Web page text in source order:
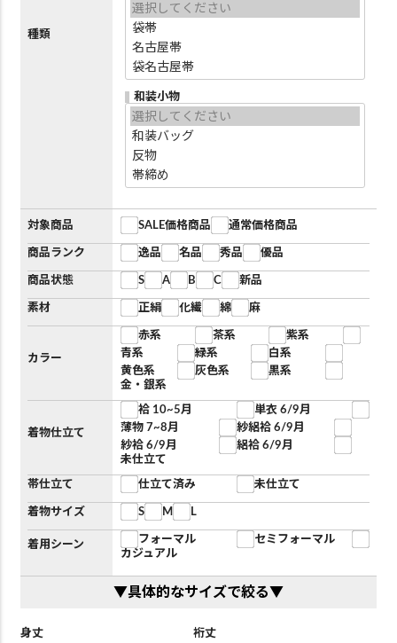
種類
和装小物
対象商品 SALE価格商品 通常価格商品
商品ランク 逸品 名品 秀品 優品
商品状態 S A B C 新品
素材 正絹 化繊 綿 麻
カラー
赤系 茶系
紫系
青系
緑系
白系
黄色系
灰色系
黒系
金・銀系
着物仕立て
袷 10~5月
単衣 6/9月
薄物 7~8月
紗絽袷 6/9月
紗袷 6/9月
絽袷 6/9月
未仕立て
帯仕立て 仕立て済み 未仕立て
着物サイズ S M L
着用シーン フォーマル
セミフォーマル
カジュアル
▼具体的なサイズで絞る▼
身丈 裄丈